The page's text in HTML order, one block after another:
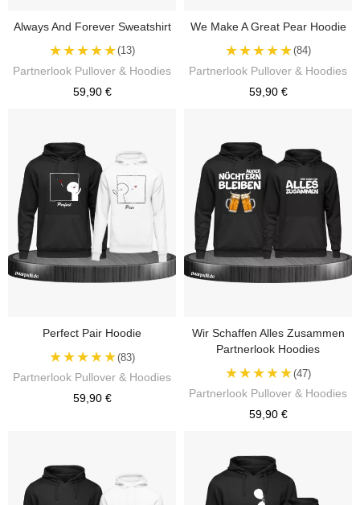
Always And Forever Sweatshirt
★★★★★(13)
Partnerlook Pullover & Hoodies
59,90 €
We Make A Great Pear Hoodie
★★★★★(84)
Partnerlook Pullover & Hoodies
59,90 €
Perfect Pair Hoodie
★★★★★(83)
Partnerlook Pullover & Hoodies
59,90 €
Wir Schaffen Alles Zusammen
Partnerlook Hoodies
★★★★★(47)
Partnerlook Pullover & Hoodies
59,90 €